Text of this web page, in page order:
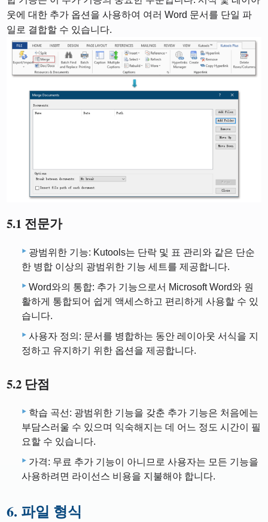
웃에 대한 추가 옵션을 사용하여 여러 Word 문서를 단일 파
일로 결합할 수 있습니다.
5.1 전문가
광범위한 기능: Kutools는 단락 및 표 관리와 같은 단순
한 병합 이상의 광범위한 기능 세트를 제공합니다.
Word와의 통합: 추가 기능으로서 Microsoft Word와 원
활하게 통합되어 쉽게 액세스하고 편리하게 사용할 수 있
습니다.
사용자 정의: 문서를 병합하는 동안 레이아웃 서식을 지
정하고 유지하기 위한 옵션을 제공합니다.
5.2 단점
학습 곡선: 광범위한 기능을 갖춘 추가 기능은 처음에는
부담스러울 수 있으며 익숙해지는 데 어느 정도 시간이 필
요할 수 있습니다.
가격: 무료 추가 기능이 아니므로 사용자는 모든 기능을
사용하려면 라이선스 비용을 지불해야 합니다.
6. 파일 형식